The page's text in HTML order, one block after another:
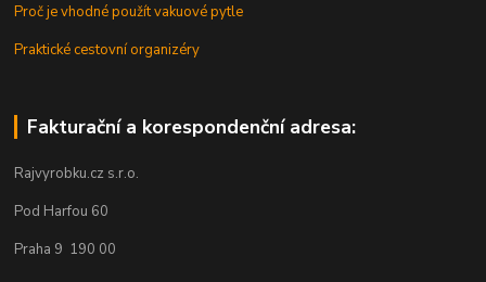
Proč je vhodné použít vakuové pytle
Praktické cestovní organizéry
Fakturační a korespondenční adresa:
Rajvyrobku.cz s.r.o.
Pod Harfou 60
Praha 9 190 00